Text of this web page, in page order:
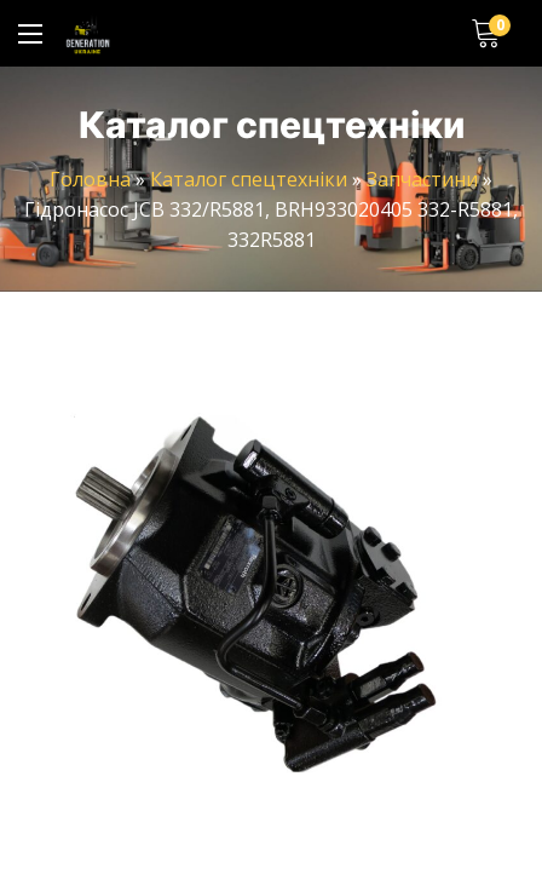
0
Каталог спецтехніки
Головна»Каталог спецтехніки »Запчастини»
Гідронасос JCB 332/R5881, BRH933020405 332-R5881,
332R5881